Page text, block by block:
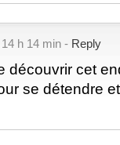
h 14 min - Reply
découvrir cet
se détendre